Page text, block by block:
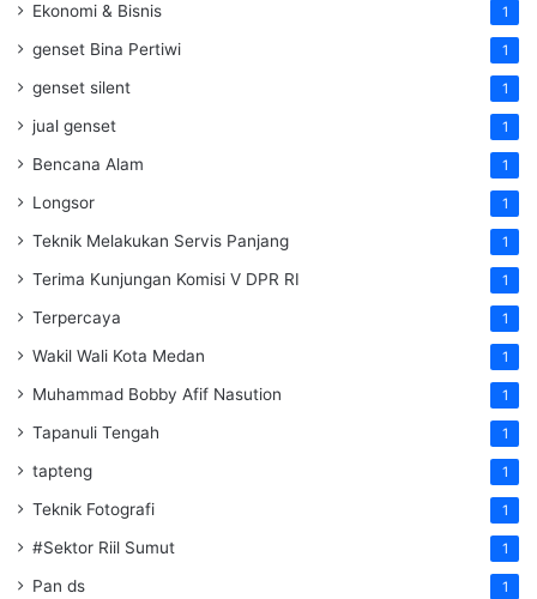
Ekonomi & Bisnis 1
genset Bina Pertiwi 1
genset silent 1
jual genset 1
Bencana Alam 1
Longsor 1
Teknik Melakukan Servis Panjang 1
Terima Kunjungan Komisi V DPR RI 1
Terpercaya 1
Wakil Wali Kota Medan 1
Muhammad Bobby Afif Nasution 1
Tapanuli Tengah 1
tapteng 1
Teknik Fotografi 1
#Sektor Riil Sumut 1
Pan ds 1